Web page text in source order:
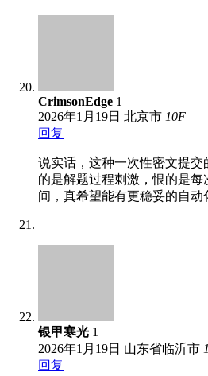
CrimsonEdge 1
2026年1月19日 北京市 10F
回复
说实话，这种一次性密文提
的是解题过程刺激，恨的是
间，真希望能有更稳妥的自动
银甲寒光 1
2026年1月19日 山东省临沂市
回复